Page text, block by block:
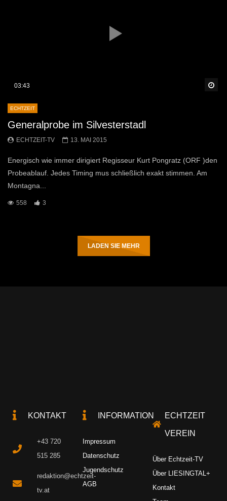
03:43
ECHTZEIT
Generalprobe im Silvesterstadl
ECHTZEIT-TV 13. MAI 2015
Energisch wie immer dirigiert Regisseur Kurt Pongratz (ORF )den
Probeablauf. Jedes Timing mus schließlich exakt stimmen. Am
Montagna...
558 3
LADEN SIE MEHR
KONTAKT
+43 720
515 285
redaktion@echtzeit-
tv.at
INFORMATION
Impressum
Datenschutz
Jugendschutz
AGB
ECHTZEIT
VEREIN
Über Echtzeit-TV
Über LIESINGTAL+
Kontakt